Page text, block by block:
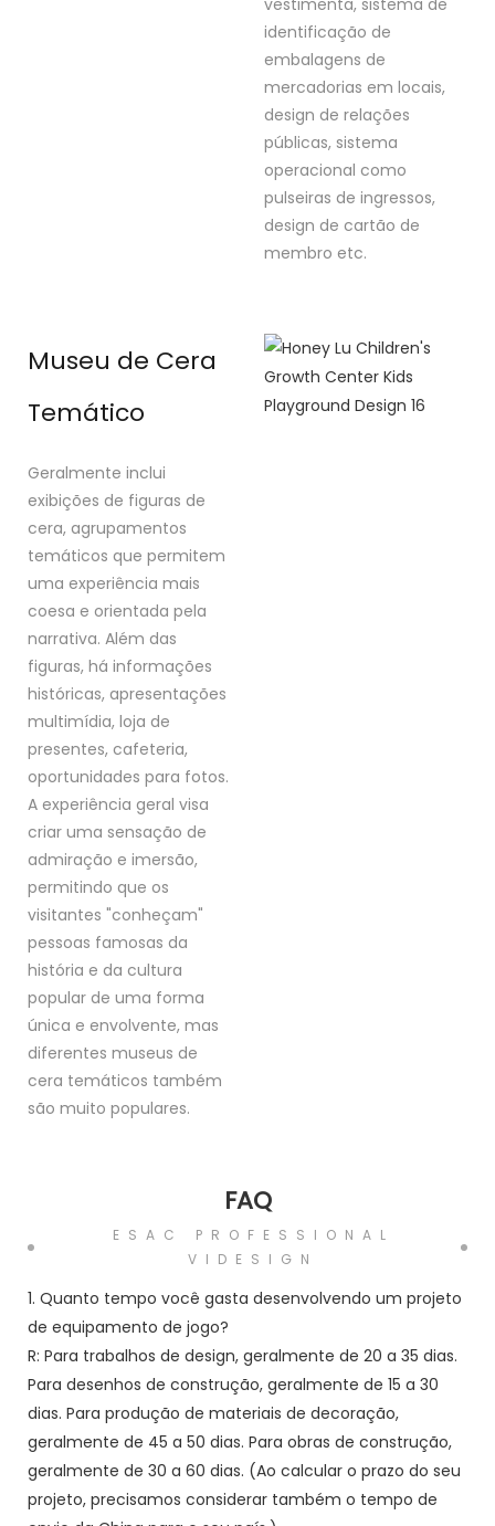
identificação de
embalagens de
mercadorias em locais,
design de relações
públicas, sistema
operacional como
pulseiras de ingressos,
design de cartão de
membro etc.
Museu de Cera
Temático
Geralmente inclui
exibições de figuras de
cera, agrupamentos
temáticos que permitem
uma experiência mais
coesa e orientada pela
narrativa. Além das
figuras, há informações
históricas, apresentações
multimídia, loja de
presentes, cafeteria,
oportunidades para fotos.
A experiência geral visa
criar uma sensação de
admiração e imersão,
permitindo que os
visitantes "conheçam"
pessoas famosas da
história e da cultura
popular de uma forma
única e envolvente, mas
diferentes museus de
cera temáticos também
são muito populares.
FAQ
ESAC PROFESSIONAL
VIDESIGN
1. Quanto tempo você gasta desenvolvendo um projeto
de equipamento de jogo?
R: Para trabalhos de design, geralmente de 20 a 35 dias.
Para desenhos de construção, geralmente de 15 a 30
dias. Para produção de materiais de decoração,
geralmente de 45 a 50 dias. Para obras de construção,
geralmente de 30 a 60 dias. (Ao calcular o prazo do seu
projeto, precisamos considerar também o tempo de